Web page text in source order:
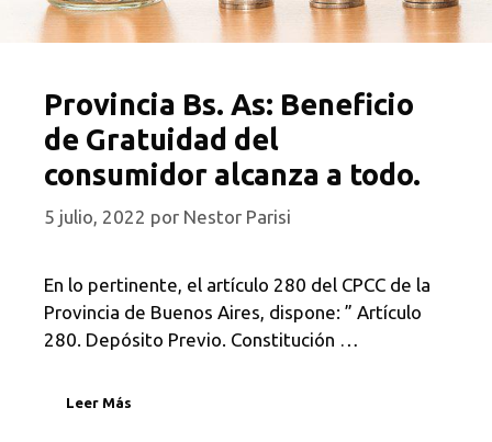
Provincia Bs. As: Beneficio
de Gratuidad del
consumidor alcanza a todo.
5 julio, 2022 por Nestor Parisi
En lo pertinente, el artículo 280 del CPCC de la
Provincia de Buenos Aires, dispone: ” Artículo
280. Depósito Previo. Constitución …
Leer Más